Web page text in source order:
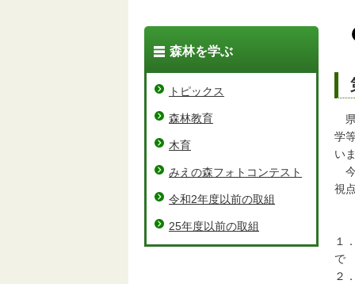
県
学
い
今
視
１
２
森林を学ぶ
トピックス
森林教育
木育
みえの森フォトコンテスト
令和2年度以前の取組
25年度以前の取組